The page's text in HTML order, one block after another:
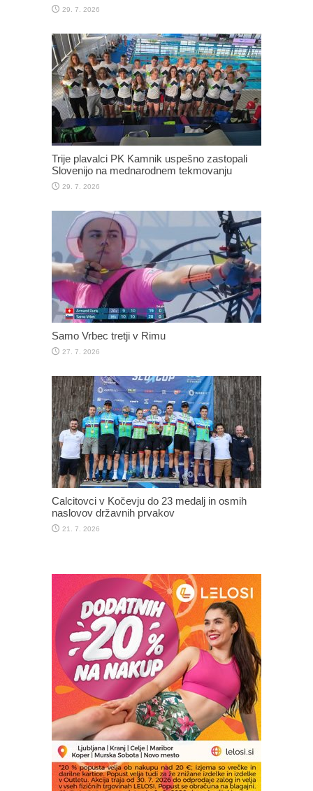
29. 7. 2026
Trije plavalci PK Kamnik uspešno zastopali
Slovenijo na mednarodnem tekmovanju
29. 7. 2026
Samo Vrbec tretji v Rimu
27. 7. 2026
Calcitovci v Kočevju do 23 medalj in osmih
naslovov državnih prvakov
21. 7. 2026